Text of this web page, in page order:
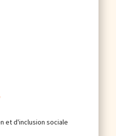
et d'inclusion sociale